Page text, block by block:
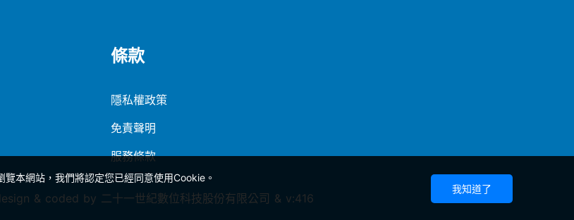
條款
隱私權政策
免責聲明
服務條款
& coded by 二十一世紀數位科技股份有限公司 & v:416
本網站，我們將認定您已經同意使用Cookie。
我知道了